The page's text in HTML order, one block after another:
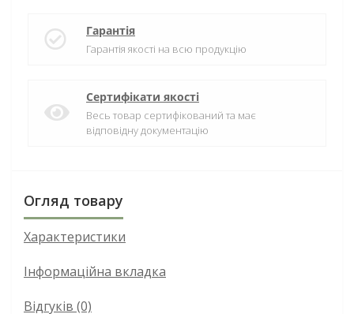
Гарантія
Гарантія якості на всю продукцію
Сертифікати якості
Весь товар сертифікований та має
відповідну документацію
Огляд товару
Характеристики
Інформаційна вкладка
Відгуків (0)